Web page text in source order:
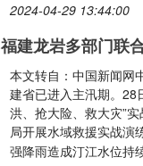
2024-04-29 13:44:00
福建龙岩多部门联
本文转自：中国新闻网
建省已进入主汛期。28
洪、抢大险、救大灾”
局开展水域救援实战演
强降雨造成汀江水位持